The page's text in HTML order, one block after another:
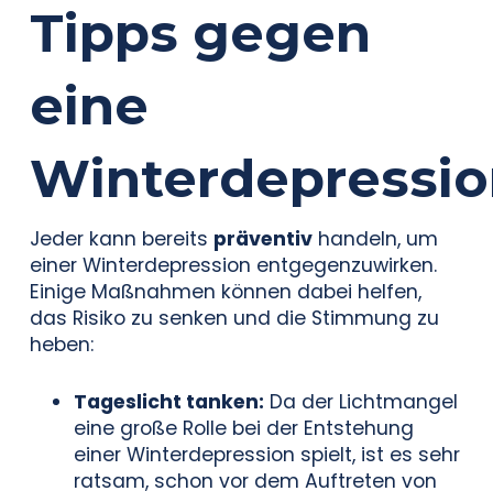
Tipps gegen
eine
Jeder kann bereits präventivhandeln, um
einer Winterdepression entgegenzuwirken.
Einige Maßnahmen können dabei helfen,
das Risiko zu senken und die Stimmung zu
heben:
Tageslicht tanken: Da der Lichtmangel
eine große Rolle bei der Entstehung
einer Winterdepression spielt, ist es sehr
ratsam, schon vor dem Auftreten von